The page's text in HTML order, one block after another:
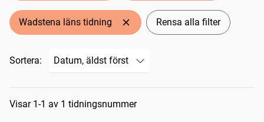
Wadstena läns tidning Rensa alla filter
Sortera:
Sökresultat
Visar 1-1 av 1 tidningsnummer